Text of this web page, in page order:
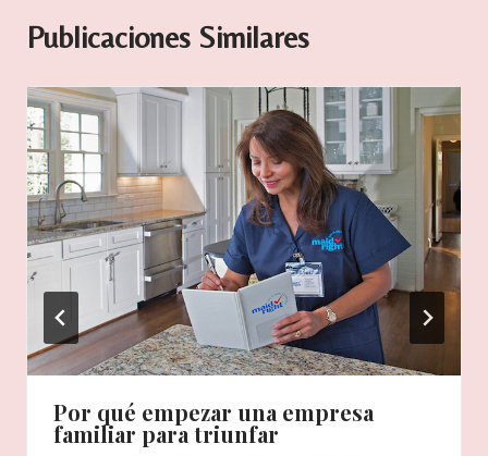
Publicaciones Similares
Por qué empezar una empresa
familiar para triunfar